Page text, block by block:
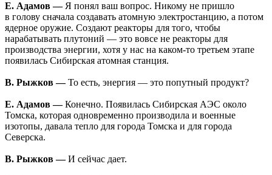
Е. Адамов —Я понял ваш вопрос. Никому не пришло
в голову сначала создавать атомную электростанцию, а потом
ядерное оружие. Создают реакторы для того, чтобы
нарабатывать плутоний — это вовсе не реакторы для
производства энергии, хотя у нас на каком-то третьем этапе
появилась Сибирская атомная станция.
В. Рыжков —То есть, энергия — это попутный продукт?
Е. Адамов —Конечно. Появилась Сибирская АЭС около
Томска, которая одновременно производила и военные
изотопы, давала тепло для города Томска и для города
Северска.
В. Рыжков —И сейчас дает.